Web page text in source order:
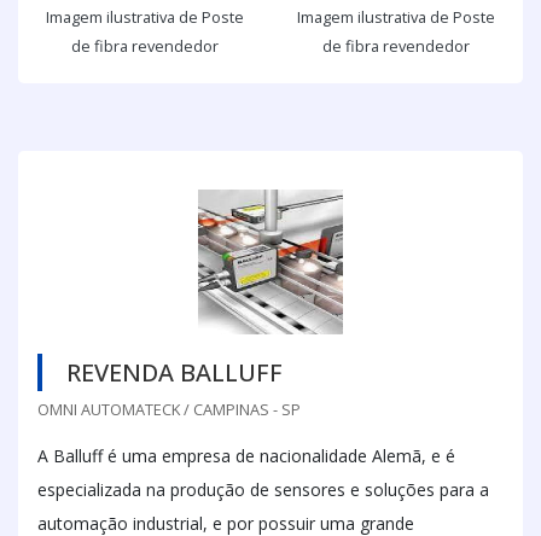
Imagem ilustrativa de Poste
de fibra revendedor
Imagem ilustrativa de Poste
de fibra revendedor
REVENDA BALLUFF
OMNI AUTOMATECK / CAMPINAS - SP
A Balluff é uma empresa de nacionalidade Alemã, e é
especializada na produção de sensores e soluções para a
automação industrial, e por possuir uma grande